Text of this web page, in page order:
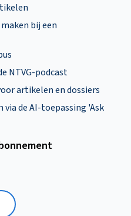
bij een
NTVG-podcast
artikelen en dossiers
de AI-toepassing 'Ask